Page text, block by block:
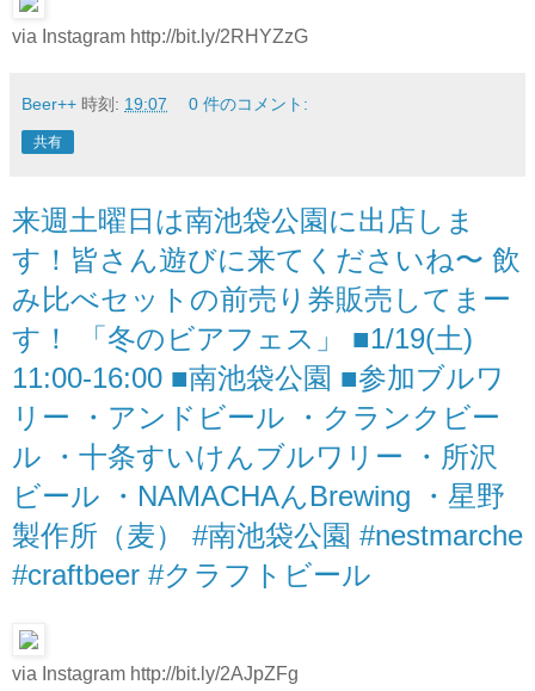
via Instagram http://bit.ly/2RHYZzG
Beer++ 時刻: 19:07 0 件のコメント:
共有
来週土曜日は南池袋公園に出店しま
す！皆さん遊びに来てくださいね〜 飲
み比べセットの前売り券販売してまー
す！ 「冬のビアフェス」 ■1/19(土)
11:00-16:00 ■南池袋公園 ■参加ブルワ
リー ・アンドビール ・クランクビー
ル ・十条すいけんブルワリー ・所沢
ビール ・NAMACHAんBrewing ・星野
製作所（麦） #南池袋公園 #nestmarche
#craftbeer #クラフトビール
via Instagram http://bit.ly/2AJpZFg